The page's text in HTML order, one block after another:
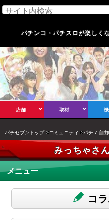
パチンコ・パチスロが楽しく
店舗 取材
パチセブントップ コミュニティ パチ７自
みっちゃさ
メニュー
コ